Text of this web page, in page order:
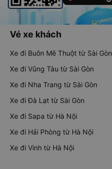
Vé xe khách
Xe đi Buôn Mê Thuột từ Sài Gòn
Xe đi Vũng Tàu từ Sài Gòn
Xe đi Nha Trang từ Sài Gòn
Xe đi Đà Lạt từ Sài Gòn
Xe đi Sapa từ Hà Nội
Xe đi Hải Phòng từ Hà Nội
Xe đi Vinh từ Hà Nội